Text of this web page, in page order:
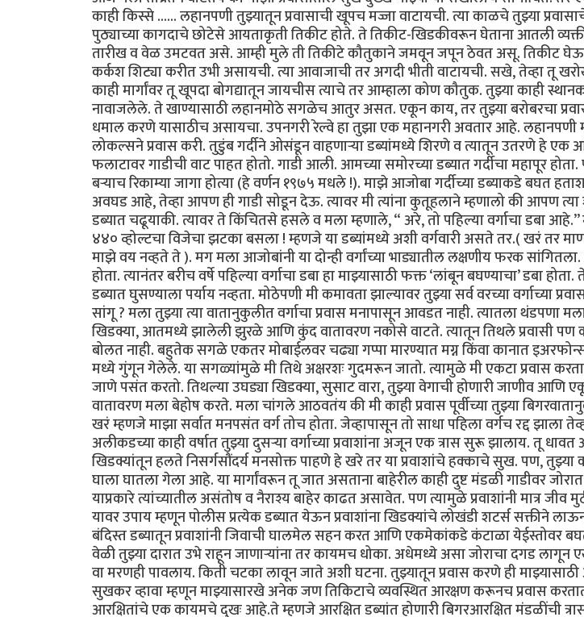
काही किस्से ...... लहानपणी तुझ्यातून प्रवासाची खूपच मज्जा वाटायची. त्या काळचे तुझ्या
पुठ्याच्या कागदाचे छोटेसे आयताकृती तिकीट होते. ते तिकीट-खिडकीवरून घेताना आतली व्यक्ती
तारीख व वेळ उमटवत असे. आम्ही मुले ती तिकीटे कौतुकाने जमवून जपून ठेवत असू. तिकीट
कर्कश शिट्या करीत उभी असायची. त्या आवाजाची तर अगदी भीती वाटायची. सखे, तेव्हा तू
काही मार्गांवर तू खूपदा बोगद्यातून जायचीस त्याचे तर आम्हाला कोण कौतुक. तुझ्या काही
नावाजलेले. ते खाण्यासाठी लहानमोठे सगळेच आतुर असत. एकून काय, तर तुझ्या बरोबरचा
धमाल करणे यासाठीच असायचा. उपनगरी रेल्वे हा तुझा एक महानगरी अवतार आहे. लहानपणी
लोकल्सने प्रवास करी. तुडुंब गर्दीने ओसंडून वाहणाऱ्या डब्यांमध्ये शिरणे व त्यातून उतरणे हे एक
फलाटावर गाडीची वाट पाहत होतो. गाडी आली. आमच्या समोरच्या डब्यात गर्दीचा महापूर
बऱ्याच रिकाम्या जागा होत्या (हे वर्णन १९७५ मधले !). माझे आजोबा गर्दीच्या डब्याकडे बघत
अवघड आहे, तेव्हा आपण ही गाडी सोडून देऊ. त्यावर मी त्यांना कुतूहलाने म्हणालो की आपण त्या
डब्यात चढूयाकी. त्यावर ते किंचितसे हसले व मला म्हणाले, “ अरे, तो पहिल्या वर्गाचा डबा
४४० व्होल्टचा विजेचा झटका बसला ! म्हणजे या डब्यांमध्ये अशी वर्गवारी असते तर.( खरं तर
माझे वय नव्हते ते ). मग मला आजोबांनी या दोन्ही वर्गांच्या भाड्यातील लक्षणीय फरक
होता. त्यानंतर बरीच वर्षे पहिल्या वर्गाचा डबा हा माझ्यासाठी फक्त ‘लांबून बघण्याचा’ डबा
डब्यात घुसण्याला पर्याय नव्हता. मोठेपणी मी कमावता झाल्यावर तुझ्या सर्व वरच्या वर्गाच्या
सांगू ? मला तुझ्या त्या वातानुकुलीत वर्गाचा प्रवास मनापासून आवडत नाही. त्यातला थंडपणा
खिडक्या, आतमध्ये झालेली झुरळे आणि कुंद वातावरण नकोसे वाटते. त्यातून तिथले प्रवासी
बोलत नाही. बहुतेक सगळे एकतर मोबाईलवर चढ्या गप्पा मारण्यात मग्न किंवा कानात
मध्ये गुंगून गेलेले. या सगळ्यांमुळे मी तिथे अक्षरशः गुदमरून जातो. त्यामुळे मी एकटा प्रवास
जाणे पसंत करतो. तिथल्या उघड्या खिडक्या, सुसाट वारा, तुझ्या वेगाची होणारी जाणीव
वातावरण मला बेहोष करते. मला चांगले आठवतंय की मी काही प्रवास पूर्वीच्या तुझ्या
खरं म्हणजे माझा सर्वात मनपसंत वर्ग तोच होता. जेव्हापासून तो साधा पहिला वर्गच रद्द झाला
अलीकडच्या काही वर्षात तुझ्या दुसऱ्या वर्गाच्या प्रवाशांना अजून एक त्रास सुरू झालाय. तू धावत
खिडक्यांतून हलते निसर्गसौंदर्य मनसोक्त पाहणे हे खरे तर या प्रवाशांचे हक्काचे सुख. पण, तुझ्या
घाला घातला गेला आहे. या मार्गांवरून तू जात असताना बाहेरील काही दुष्ट मंडळी गाडीवर
याप्रकारे त्यांच्यातील असंतोष व नैराश्य बाहेर काढत असावेत. पण त्यामुळे प्रवाशांनी मात्र जीव
यावर उपाय म्हणून पोलीस प्रत्येक डब्यात येऊन प्रवाशांना खिडक्यांचे लोखंडी शटर्स सक्तीने
बंदिस्त डब्यातून प्रवाशांनी जिवाची घालमेल सहन करत आणि एकमेकांकडे कंटाळा येईस्तोवर
वेळी तुझ्या दारात उभे राहून जाणाऱ्यांना तर कायमच धोका. अधेमध्ये असा जोराचा दगड लागून
वा मरणही पावलाय. किती चटका लावून जाते अशी घटना. तुझ्यातून प्रवास करणे ही
सुखकर व्हावा म्हणून माझ्यासारखे अनेक जण तिकिटाचे व्यवस्थित आरक्षण करूनच प्रवास
आरक्षितांचे एक कायमचे दुखः आहे.ते म्हणजे आरक्षित डब्यांत होणारी बिगरआरक्षित मंडळींची